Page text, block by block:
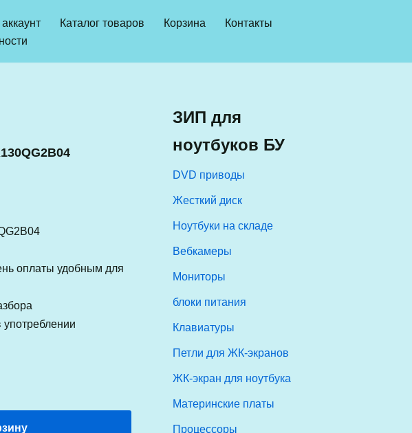
Каталог товаров Корзина
Контакты
оплаты удобным для
ЗИП для
ноутбуков БУ
DVD приводы
Жесткий диск
Ноутбуки на складе
Вебкамеры
Мониторы
блоки питания
Клавиатуры
Петли для ЖК-экранов
ЖК-экран для ноутбука
Материнские платы
Процессоры